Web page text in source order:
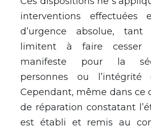
interventions effectuées
d’urgence absolue, tant
limitent à faire cesser
manifeste pour la
personnes ou l’intégrité
Cependant, même dans ce
de réparation constatant
est établi et remis au